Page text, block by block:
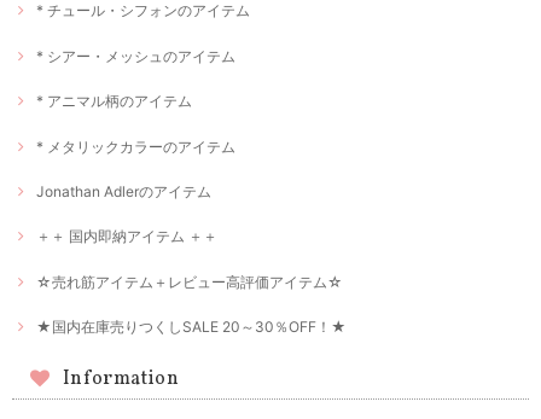
* チュール・シフォンのアイテム
* シアー・メッシュのアイテム
* アニマル柄のアイテム
* メタリックカラーのアイテム
Jonathan Adlerのアイテム
＋＋ 国内即納アイテム ＋＋
☆売れ筋アイテム＋レビュー高評価アイテム☆
★国内在庫売りつくしSALE 20～30％OFF！★
Information